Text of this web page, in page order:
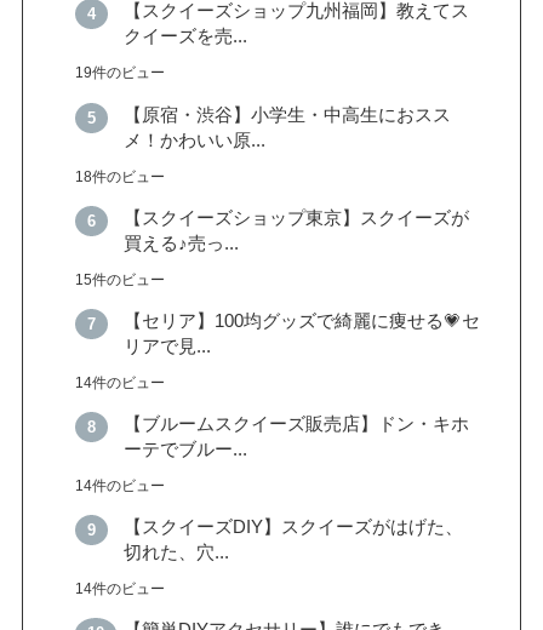
【スクイーズショップ九州福岡】教えてス
クイーズを売...
19件のビュー
【原宿・渋谷】小学生・中高生におスス
メ！かわいい原...
18件のビュー
【スクイーズショップ東京】スクイーズが
買える♪売っ...
15件のビュー
【セリア】100均グッズで綺麗に痩せる💗セ
リアで見...
14件のビュー
【ブルームスクイーズ販売店】ドン・キホ
ーテでブルー...
14件のビュー
【スクイーズDIY】スクイーズがはげた、
切れた、穴...
14件のビュー